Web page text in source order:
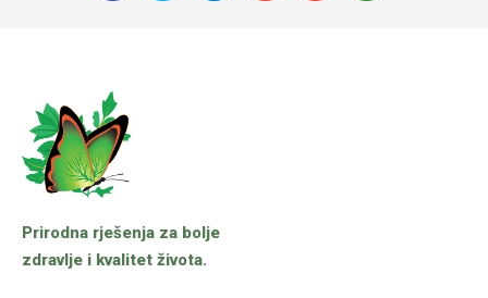
Prirodna rješenja za bolje
zdravlje i kvalitet života.